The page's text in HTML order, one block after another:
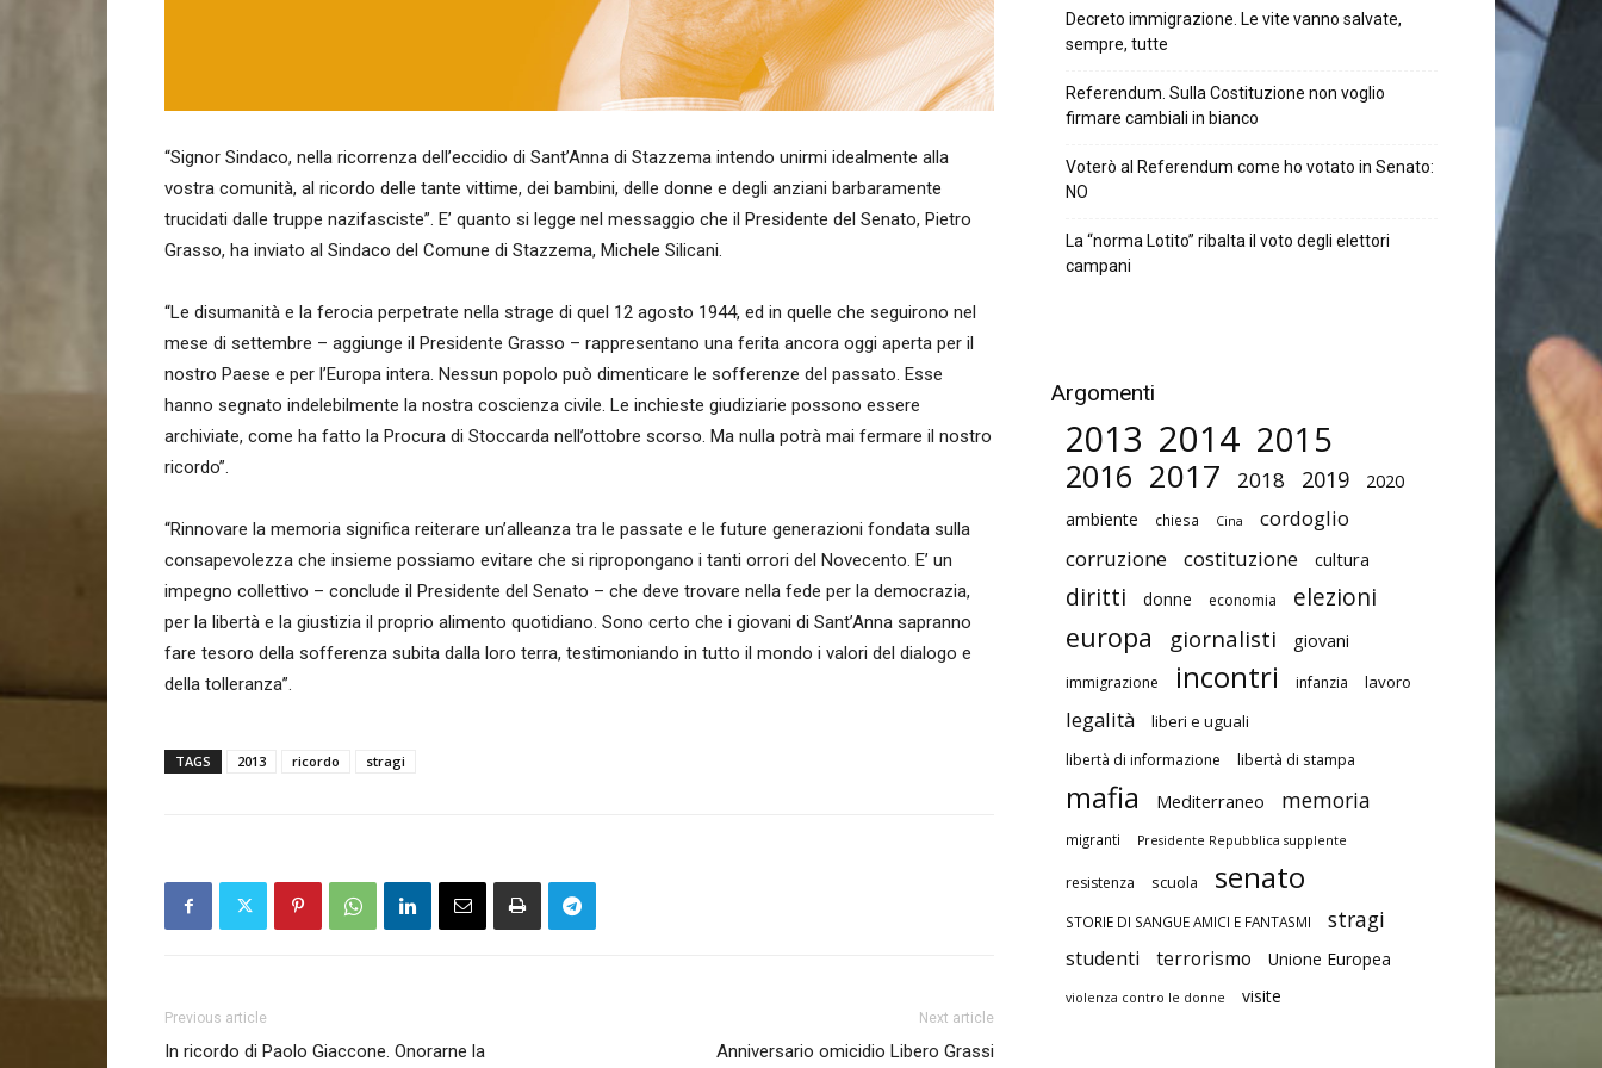
“Signor Sindaco, nella ricorrenza dell’eccidio di Sant’Anna di Stazzema intendo unirmi idealmente alla
vostra comunità, al ricordo delle tante vittime, dei bambini, delle donne e degli anziani barbaramente
trucidati dalle truppe nazifasciste”. E’ quanto si legge nel messaggio che il Presidente del Senato, Pietro
Grasso, ha inviato al Sindaco del Comune di Stazzema, Michele Silicani.
“Le disumanità e la ferocia perpetrate nella strage di quel 12 agosto 1944, ed in quelle che seguirono nel
mese di settembre – aggiunge il Presidente Grasso – rappresentano una ferita ancora oggi aperta per il
nostro Paese e per l’Europa intera. Nessun popolo può dimenticare le sofferenze del passato. Esse
hanno segnato indelebilmente la nostra coscienza civile. Le inchieste giudiziarie possono essere
archiviate, come ha fatto la Procura di Stoccarda nell’ottobre scorso. Ma nulla potrà mai fermare il nostro
ricordo”.
“Rinnovare la memoria significa reiterare un’alleanza tra le passate e le future generazioni fondata sulla
consapevolezza che insieme possiamo evitare che si ripropongano i tanti orrori del Novecento. E’ un
impegno collettivo – conclude il Presidente del Senato – che deve trovare nella fede per la democrazia,
per la libertà e la giustizia il proprio alimento quotidiano. Sono certo che i giovani di Sant’Anna sapranno
fare tesoro della sofferenza subita dalla loro terra, testimoniando in tutto il mondo i valori del dialogo e
della tolleranza”.
TAGS 2013 ricordo stragi
Previous article
In ricordo di Paolo Giaccone. Onorarne la
Next article
Anniversario omicidio Libero Grassi
Decreto immigrazione. Le vite vanno salvate,
sempre, tutte
Referendum. Sulla Costituzione non voglio
firmare cambiali in bianco
Voterò al Referendum come ho votato in Senato:
NO
La “norma Lotito” ribalta il voto degli elettori
campani
Argomenti
2013 2014 2015
2016 2017 2018 2019 2020
ambiente chiesa Cina
cordoglio
corruzione
costituzione cultura
diritti donne economia elezioni
europa giornalisti giovani
immigrazione incontri infanzia lavoro
legalità liberi e uguali
libertà di informazione libertà di stampa
mafia Mediterraneo memoria
migranti Presidente Repubblica supplente
resistenza scuola senato
STORIE DI SANGUE AMICI E FANTASMI stragi
studenti terrorismo Unione Europea
violenza contro le donne visite